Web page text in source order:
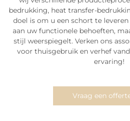
bedrukking, heat transfer-
doel is om u een schort te
aan uw functionele behoeften,
stijl weerspiegelt. Verken ons
voor thuisgebruik en verhef
ervaring!
Vraag een